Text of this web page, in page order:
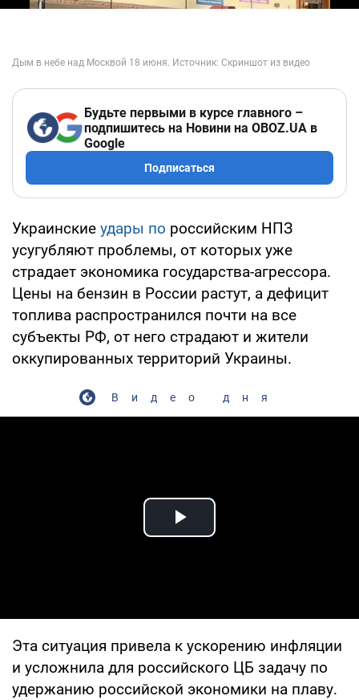
Будьте первыми в курсе главного –
подпишитесь на Новини на OBOZ.UA в
Google
Подписаться
Украинские удары по российским НПЗ
усугубляют проблемы, от которых уже
страдает экономика государства-агрессора.
Цены на бензин в России растут, а дефицит
топлива распространился почти на все
субъекты РФ, от него страдают и жители
оккупированных территорий Украины.
Видео дня
Play Video
Эта ситуация привела к ускорению инфляции
и усложнила для российского ЦБ задачу по
удержанию российской экономики на плаву.